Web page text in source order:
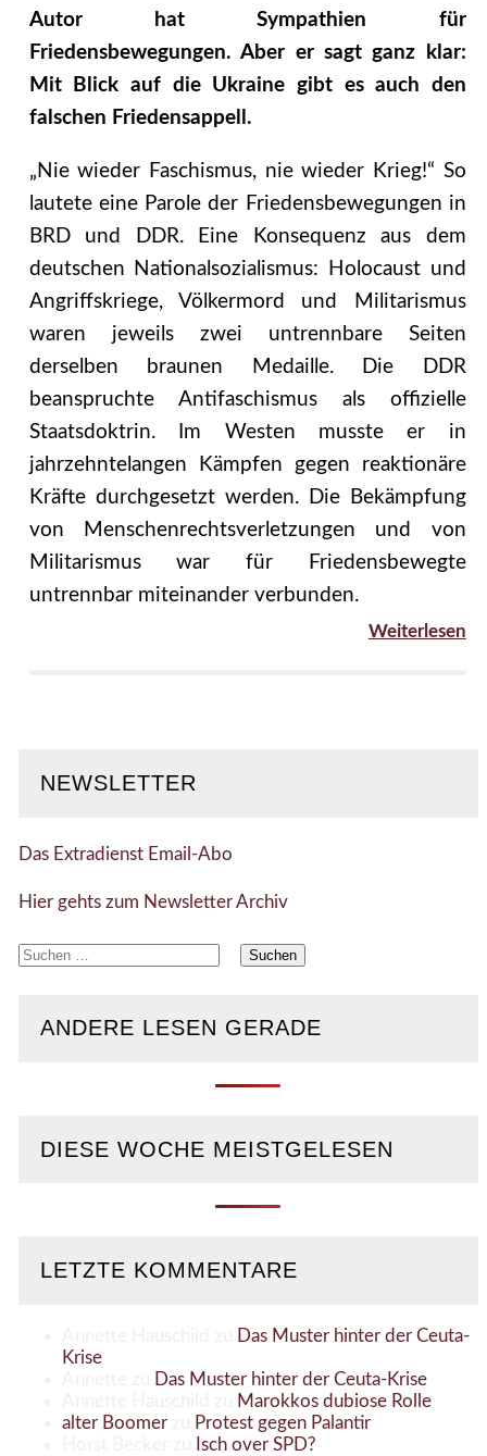
Autor hat Sympathien für
Friedensbewegungen. Aber er sagt ganz klar:
Mit Blick auf die Ukraine gibt es auch den
falschen Friedensappell.
„Nie wieder Faschismus, nie wieder Krieg!“ So
lautete eine Parole der Friedensbewegungen in
BRD und DDR. Eine Konsequenz aus dem
deutschen Nationalsozialismus: Holocaust und
Angriffskriege, Völkermord und Militarismus
waren jeweils zwei untrennbare Seiten
derselben braunen Medaille. Die DDR
beanspruchte Antifaschismus als offizielle
Staatsdoktrin. Im Westen musste er in
jahrzehntelangen Kämpfen gegen reaktionäre
Kräfte durchgesetzt werden. Die Bekämpfung
von Menschenrechtsverletzungen und von
Militarismus war für Friedensbewegte
untrennbar miteinander verbunden.
Weiterlesen
NEWSLETTER
Das Extradienst Email-Abo
Hier gehts zum Newsletter Archiv
Suchen
ANDERE LESEN GERADE
DIESE WOCHE MEISTGELESEN
LETZTE KOMMENTARE
Das Muster hinter der Ceuta-
Krise
Das Muster hinter der Ceuta-Krise
Marokkos dubiose Rolle
alter Boomerzu
Protest gegen Palantir
Isch over SPD?